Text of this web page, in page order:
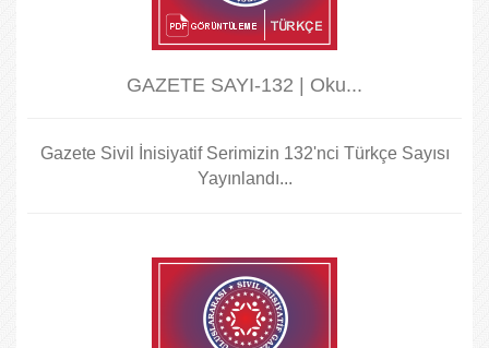
GAZETE SAYI-132 | Oku...
Gazete Sivil İnisiyatif Serimizin 132'nci Türkçe Sayısı
Yayınlandı...